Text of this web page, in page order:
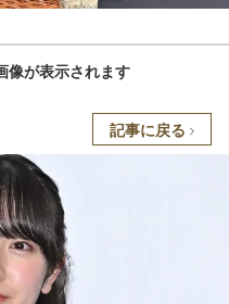
像が表示されます
記事に戻る